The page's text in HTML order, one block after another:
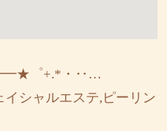
゜+.*・‥…
シャルエステ,ピーリン